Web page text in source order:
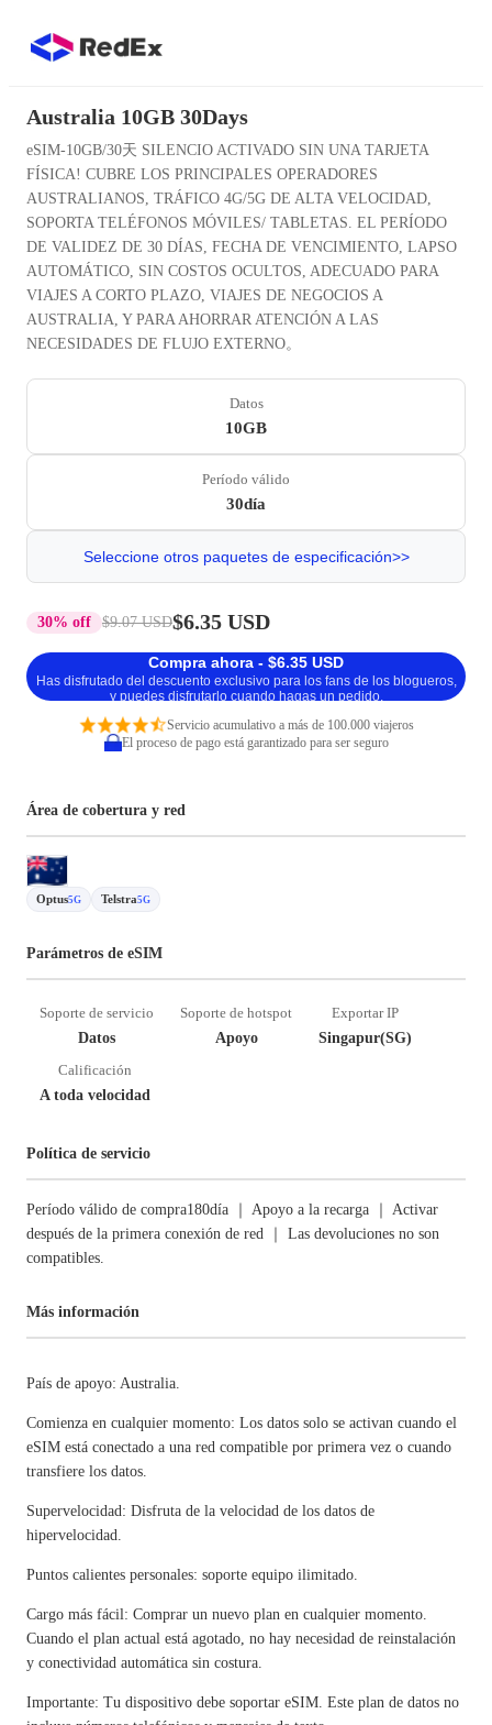
Australia 10GB 30Days
eSIM-10GB/30天 SILENCIO ACTIVADO SIN UNA TARJETA
FÍSICA! CUBRE LOS PRINCIPALES OPERADORES
AUSTRALIANOS, TRÁFICO 4G/5G DE ALTA VELOCIDAD,
SOPORTA TELÉFONOS MÓVILES/ TABLETAS. EL PERÍODO
DE VALIDEZ DE 30 DÍAS, FECHA DE VENCIMIENTO, LAPSO
AUTOMÁTICO, SIN COSTOS OCULTOS, ADECUADO PARA
VIAJES A CORTO PLAZO, VIAJES DE NEGOCIOS A
AUSTRALIA, Y PARA AHORRAR ATENCIÓN A LAS
NECESIDADES DE FLUJO EXTERNO。
Datos
10GB
Período válido
30día
Seleccione otros paquetes de especificación>>
30% off $9.07 USD$6.35 USD
Compra ahora - $6.35 USD
Has disfrutado del descuento exclusivo para los fans de los blogueros,
y puedes disfrutarlo cuando hagas un pedido.
Servicio acumulativo a más de 100.000 viajeros
El proceso de pago está garantizado para ser seguro
Área de cobertura y red
Optus5G Telstra5G
Parámetros de eSIM
Soporte de servicio
Datos
Soporte de hotspot
Apoyo
Exportar IP
Singapur(SG)
Calificación
A toda velocidad
Política de servicio
Período válido de compra180día ｜ Apoyo a la recarga ｜ Activar
después de la primera conexión de red ｜ Las devoluciones no son
compatibles.
Más información
País de apoyo: Australia.
Comienza en cualquier momento: Los datos solo se activan cuando el
eSIM está conectado a una red compatible por primera vez o cuando
transfiere los datos.
Supervelocidad: Disfruta de la velocidad de los datos de
hipervelocidad.
Puntos calientes personales: soporte equipo ilimitado.
Cargo más fácil: Comprar un nuevo plan en cualquier momento.
Cuando el plan actual está agotado, no hay necesidad de reinstalación
y conectividad automática sin costura.
Importante: Tu dispositivo debe soportar eSIM. Este plan de datos no